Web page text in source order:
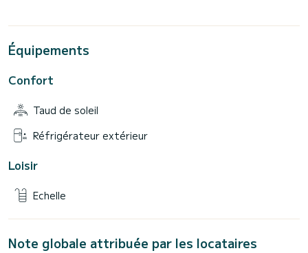
Équipements
Confort
Taud de soleil
Réfrigérateur extérieur
Loisir
Echelle
Note globale attribuée par les locataires